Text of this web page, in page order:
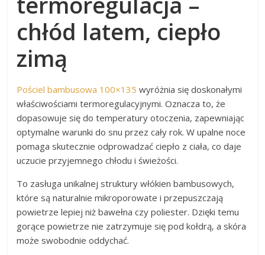
chłód latem, ciepło
zimą
Pościel bambusowa 100×135 wyróżnia się doskonałymi
właściwościami termoregulacyjnymi. Oznacza to, że
dopasowuje się do temperatury otoczenia, zapewniając
optymalne warunki do snu przez cały rok. W upalne noce
pomaga skutecznie odprowadzać ciepło z ciała, co daje
uczucie przyjemnego chłodu i świeżości.
To zasługa unikalnej struktury włókien bambusowych,
które są naturalnie mikroporowate i przepuszczają
powietrze lepiej niż bawełna czy poliester. Dzięki temu
gorące powietrze nie zatrzymuje się pod kołdrą, a skóra
może swobodnie oddychać.